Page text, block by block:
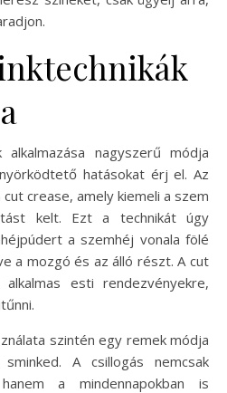
alkalmazása nagyszerű módja
hatásokat érj el. Az
crease, amely kiemeli a szem
kelt. Ezt a technikát úgy
a szemhéj vonala fölé
a mozgó és az álló részt. A cut
esti rendezvényekre,
szintén egy remek módja
A csillogás nemcsak
a mindennapokban is